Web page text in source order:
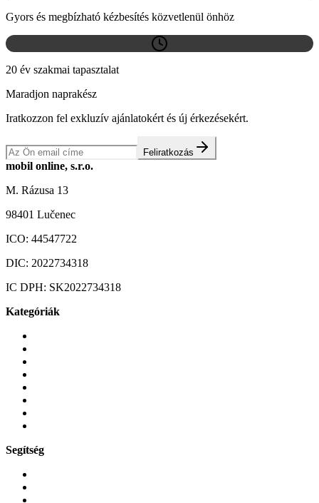
Gyors és megbízható kézbesítés közvetlenül önhöz
20 év szakmai tapasztalat
Maradjon naprakész
Iratkozzon fel exkluzív ajánlatokért és új érkezésekért.
Feliratkozás
mobil online, s.r.o.
M. Rázusa 13
98401 Lučenec
ICO: 44547722
DIC: 2022734318
IC DPH: SK2022734318
Kategóriák
Segítség